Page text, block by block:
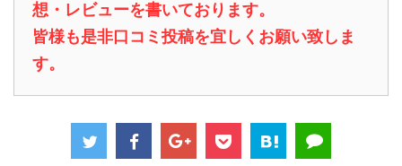
想・レビューを書いております。
皆様も是非口コミ投稿を宜しくお願い致しま
す。